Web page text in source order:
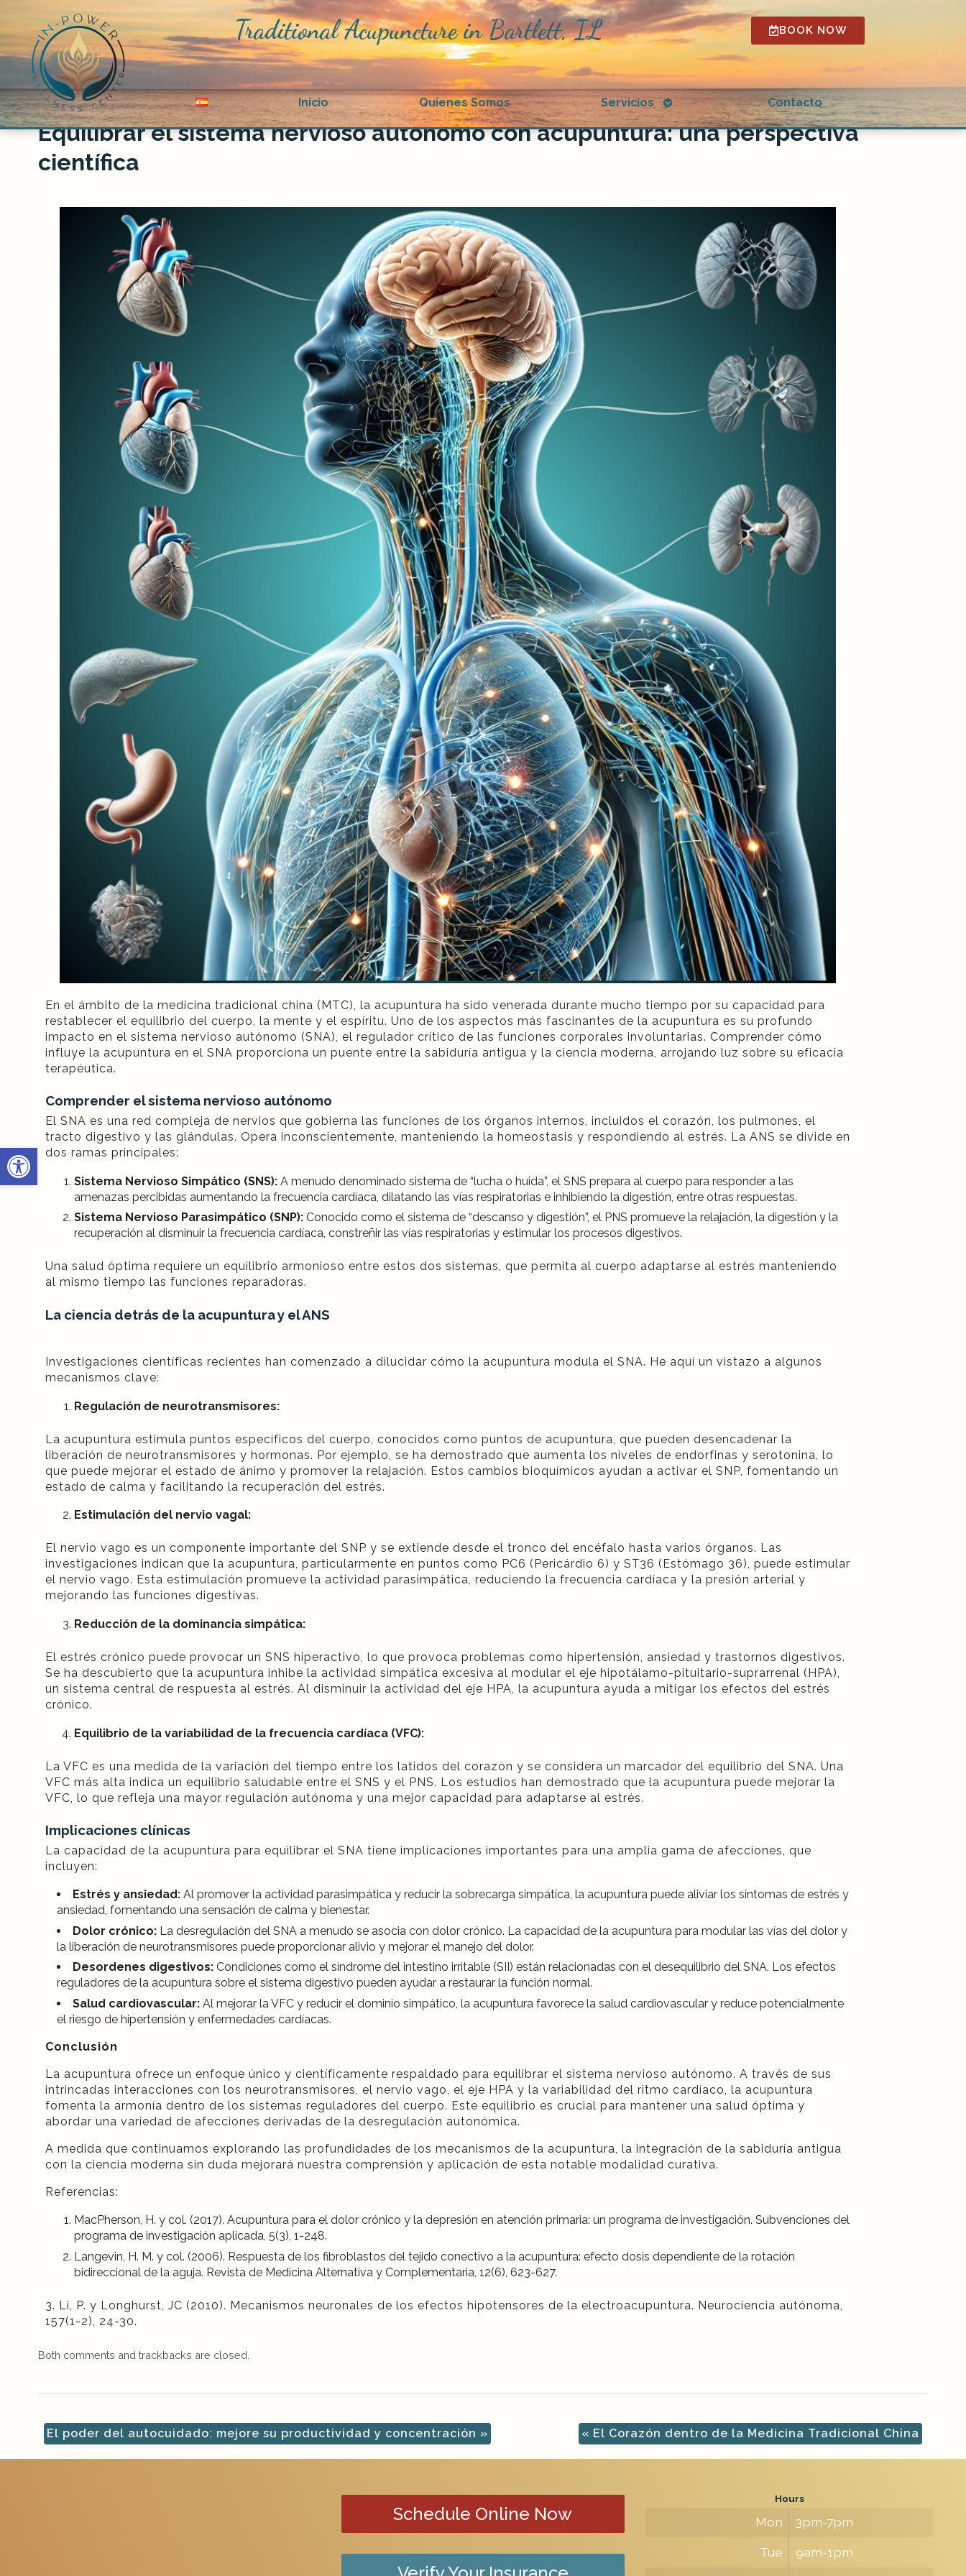
Abrir barra de herramientas
Traditional Acupuncture in Bartlett, IL BOOK NOW
Inicio Quienes Somos Servicios
Open
submenu
Contacto
Equilibrar el sistema nervioso autónomo con acupuntura: una perspectiva
científica
En el ámbito de la medicina tradicional china (MTC), la acupuntura ha sido venerada durante mucho tiempo por su capacidad para
restablecer el equilibrio del cuerpo, la mente y el espíritu. Uno de los aspectos más fascinantes de la acupuntura es su profundo
impacto en el sistema nervioso autónomo (SNA), el regulador crítico de las funciones corporales involuntarias. Comprender cómo
influye la acupuntura en el SNA proporciona un puente entre la sabiduría antigua y la ciencia moderna, arrojando luz sobre su eficacia
terapéutica.
Comprender el sistema nervioso autónomo
El SNA es una red compleja de nervios que gobierna las funciones de los órganos internos, incluidos el corazón, los pulmones, el
tracto digestivo y las glándulas. Opera inconscientemente, manteniendo la homeostasis y respondiendo al estrés. La ANS se divide en
dos ramas principales:
Sistema Nervioso Simpático (SNS): A menudo denominado sistema de “lucha o huida”, el SNS prepara al cuerpo para responder a las
amenazas percibidas aumentando la frecuencia cardíaca, dilatando las vías respiratorias e inhibiendo la digestión, entre otras respuestas.
Sistema Nervioso Parasimpático (SNP):Conocido como el sistema de “descanso y digestión”, el PNS promueve la relajación, la digestión y la
recuperación al disminuir la frecuencia cardíaca, constreñir las vías respiratorias y estimular los procesos digestivos.
Una salud óptima requiere un equilibrio armonioso entre estos dos sistemas, que permita al cuerpo adaptarse al estrés manteniendo
al mismo tiempo las funciones reparadoras.
La ciencia detrás de la acupuntura y el ANS
Investigaciones científicas recientes han comenzado a dilucidar cómo la acupuntura modula el SNA. He aquí un vistazo a algunos
mecanismos clave:
Regulación de neurotransmisores:
La acupuntura estimula puntos específicos del cuerpo, conocidos como puntos de acupuntura, que pueden desencadenar la
liberación de neurotransmisores y hormonas. Por ejemplo, se ha demostrado que aumenta los niveles de endorfinas y serotonina, lo
que puede mejorar el estado de ánimo y promover la relajación. Estos cambios bioquímicos ayudan a activar el SNP, fomentando un
estado de calma y facilitando la recuperación del estrés.
Estimulación del nervio vagal:
El nervio vago es un componente importante del SNP y se extiende desde el tronco del encéfalo hasta varios órganos. Las
investigaciones indican que la acupuntura, particularmente en puntos como PC6 (Pericárdio 6) y ST36 (Estómago 36), puede estimular
el nervio vago. Esta estimulación promueve la actividad parasimpática, reduciendo la frecuencia cardíaca y la presión arterial y
mejorando las funciones digestivas.
Reducción de la dominancia simpática:
El estrés crónico puede provocar un SNS hiperactivo, lo que provoca problemas como hipertensión, ansiedad y trastornos digestivos.
Se ha descubierto que la acupuntura inhibe la actividad simpática excesiva al modular el eje hipotálamo-pituitario-suprarrenal (HPA),
un sistema central de respuesta al estrés. Al disminuir la actividad del eje HPA, la acupuntura ayuda a mitigar los efectos del estrés
crónico.
Equilibrio de la variabilidad de la frecuencia cardíaca (VFC):
La VFC es una medida de la variación del tiempo entre los latidos del corazón y se considera un marcador del equilibrio del SNA. Una
VFC más alta indica un equilibrio saludable entre el SNS y el PNS. Los estudios han demostrado que la acupuntura puede mejorar la
VFC, lo que refleja una mayor regulación autónoma y una mejor capacidad para adaptarse al estrés.
Implicaciones clínicas
La capacidad de la acupuntura para equilibrar el SNA tiene implicaciones importantes para una amplia gama de afecciones, que
incluyen:
Estrés y ansiedad:Al promover la actividad parasimpática y reducir la sobrecarga simpática, la acupuntura puede aliviar los síntomas de estrés y
ansiedad, fomentando una sensación de calma y bienestar.
Dolor crónico:La desregulación del SNA a menudo se asocia con dolor crónico. La capacidad de la acupuntura para modular las vías del dolor y
la liberación de neurotransmisores puede proporcionar alivio y mejorar el manejo del dolor.
Desordenes digestivos: Condiciones como el síndrome del intestino irritable (SII) están relacionadas con el desequilibrio del SNA. Los efectos
reguladores de la acupuntura sobre el sistema digestivo pueden ayudar a restaurar la función normal.
Salud cardiovascular:Al mejorar la VFC y reducir el dominio simpático, la acupuntura favorece la salud cardiovascular y reduce potencialmente
el riesgo de hipertensión y enfermedades cardíacas.
Conclusión
La acupuntura ofrece un enfoque único y científicamente respaldado para equilibrar el sistema nervioso autónomo. A través de sus
intrincadas interacciones con los neurotransmisores, el nervio vago, el eje HPA y la variabilidad del ritmo cardíaco, la acupuntura
fomenta la armonía dentro de los sistemas reguladores del cuerpo. Este equilibrio es crucial para mantener una salud óptima y
abordar una variedad de afecciones derivadas de la desregulación autonómica.
A medida que continuamos explorando las profundidades de los mecanismos de la acupuntura, la integración de la sabiduría antigua
con la ciencia moderna sin duda mejorará nuestra comprensión y aplicación de esta notable modalidad curativa.
Referencias:
MacPherson, H. y col. (2017). Acupuntura para el dolor crónico y la depresión en atención primaria: un programa de investigación. Subvenciones del
programa de investigación aplicada, 5(3), 1-248.
Langevin, H. M. y col. (2006). Respuesta de los fibroblastos del tejido conectivo a la acupuntura: efecto dosis dependiente de la rotación
bidireccional de la aguja. Revista de Medicina Alternativa y Complementaria, 12(6), 623-627.
3. Li, P. y Longhurst, JC (2010). Mecanismos neuronales de los efectos hipotensores de la electroacupuntura. Neurociencia autónoma,
157(1-2), 24-30.
Both comments and trackbacks are closed.
El poder del autocuidado: mejore su productividad y concentración » « El Corazón dentro de la Medicina Tradicional China
Schedule Online Now
Hours
Mon
3pm-7pm
Tue
9am-1pm